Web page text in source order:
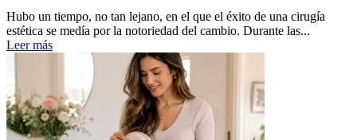
Hubo un tiempo, no tan lejano, en el que el éxito de una cirugía
estética se medía por la notoriedad del cambio. Durante las...
Leer más